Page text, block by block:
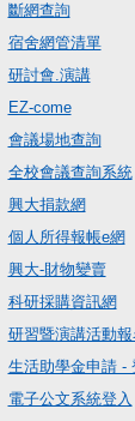
斷網查詢
宿舍網管清單
研討會.演講
EZ-come
會議場地查詢
全校會議查詢系統
興大捐款網
個人所得報帳e網
興大-財物變賣
科研採購資訊網
研習暨演講活動
生活助學金申請 -
電子公文系統登入